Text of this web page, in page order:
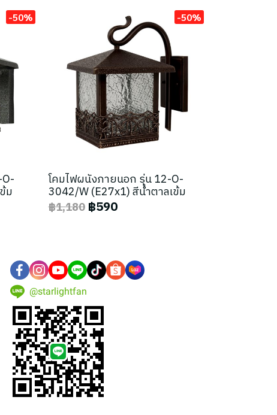
-50%
ม
-50%
โคมไฟผนังภายนอก รุ่น 12-O-
3042/W (E27x1) สีน้ำตาลเข้ม
฿1,180 ฿590
@starlightfan